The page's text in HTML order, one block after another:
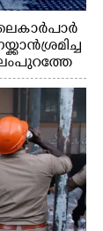
കാർ പാർ
ശ്രമിച്ച
പുറത്തേ